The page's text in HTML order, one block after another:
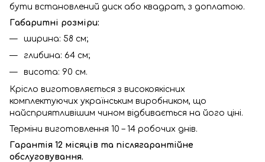
бути встановлений диск або квадрат, з доплатою.
Габаритні розміри:
ширина: 58 см;
глибина: 64 см;
висота: 90 см.
Крісло виготовляється з високоякісних
комплектуючих українським виробником, що
найсприятливішим чином відбивається на його ціні.
Терміни виготовлення 10 – 14 робочих днів.
Гарантія 12 місяців та післягарантійне
обслуговування.